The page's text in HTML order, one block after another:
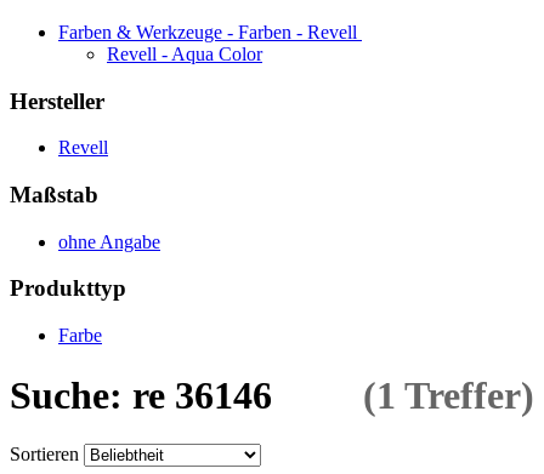
Farben & Werkzeuge - Farben - Revell
Revell - Aqua Color
Hersteller
Revell
Maßstab
ohne Angabe
Produkttyp
Farbe
Suche: re 36146 (1 Treffer)
Sortieren